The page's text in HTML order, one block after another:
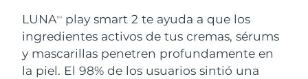
LUNATM
play smart 2 te ayuda a que los
ingredientes activos de tus cremas, sérums
y mascarillas penetren profundamente en
la piel. El 98% de los usuarios sintió una
Emiratos Árabes
Unidos
Entrega prevista
Reino Unido Entrega prevista8/10/26